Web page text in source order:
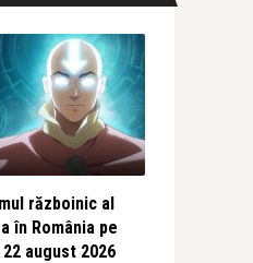
războinic al
în România pe
august 2026